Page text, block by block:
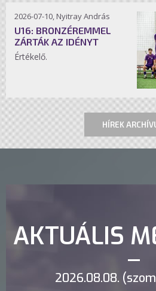
2026-07-10, Nyitray András
U16: BRONZÉREMMEL
ZÁRTÁK AZ IDÉNYT
Értékelő.
HÍREK
AKTUÁLIS
2026.08.08.